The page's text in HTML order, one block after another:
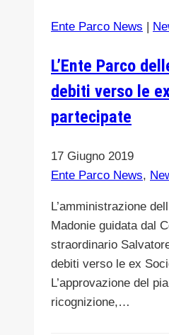
di
Sottana-
Cai
di
Sottana
e
Ama
Rifiuti
e
risorsa
sui
sentieri
Ente Parco News |
L’Ente Parco
debiti verso le
partecipate
17 Giugno 2019
Ente Parco News,
L’amministrazione
Madonie guidata dal
straordinario
debiti verso le ex
L’approvazione del
ricognizione,…